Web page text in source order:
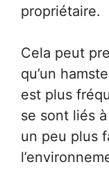
propriétaire.
Cela peut
qu’un
est plus
se sont liés
un peu plus